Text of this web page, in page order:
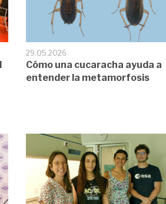
29.05.2026
Cómo una cucaracha ayuda a
entender la metamorfosis